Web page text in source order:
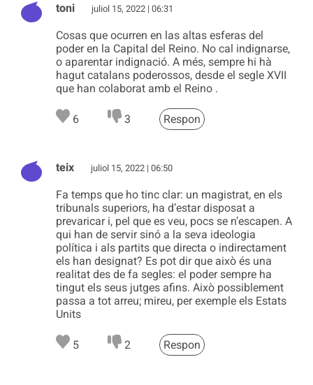
toni juliol 15, 2022 | 06:31
Cosas que ocurren en las altas esferas del
poder en la Capital del Reino. No cal indignarse,
o aparentar indignació. A més, sempre hi hà
hagut catalans poderossos, desde el segle XVII
que han colaborat amb el Reino .
6 3 Respon
teix juliol 15, 2022 | 06:50
Fa temps que ho tinc clar: un magistrat, en els
tribunals superiors, ha d’estar disposat a
prevaricar i, pel que es veu, pocs se n’escapen. A
qui han de servir sinó a la seva ideologia
política i als partits que directa o indirectament
els han designat? Es pot dir que això és una
realitat des de fa segles: el poder sempre ha
tingut els seus jutges afins. Això possiblement
passa a tot arreu; mireu, per exemple els Estats
Units
5 2 Respon